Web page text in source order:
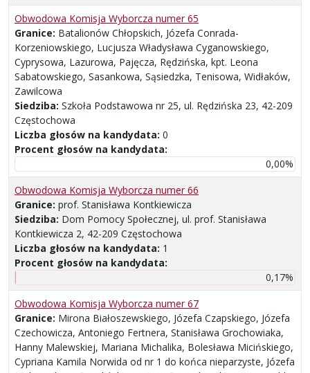
Obwodowa Komisja Wyborcza numer 65
Granice: Batalionów Chłopskich, Józefa Conrada-
Korzeniowskiego, Lucjusza Władysława Cyganowskiego,
Cyprysowa, Lazurowa, Pajęcza, Rędzińska, kpt. Leona
Sabatowskiego, Sasankowa, Sąsiedzka, Tenisowa, Widłaków,
Zawilcowa
Siedziba: Szkoła Podstawowa nr 25, ul. Rędzińska 23, 42-209
Częstochowa
Liczba głosów na kandydata: 0
Procent głosów na kandydata:
0,00%
Obwodowa Komisja Wyborcza numer 66
Granice: prof. Stanisława Kontkiewicza
Siedziba: Dom Pomocy Społecznej, ul. prof. Stanisława
Kontkiewicza 2, 42-209 Częstochowa
Liczba głosów na kandydata: 1
Procent głosów na kandydata:
0,17%
Obwodowa Komisja Wyborcza numer 67
Granice: Mirona Białoszewskiego, Józefa Czapskiego, Józefa
Czechowicza, Antoniego Fertnera, Stanisława Grochowiaka,
Hanny Malewskiej, Mariana Michalika, Bolesława Micińskiego,
Cypriana Kamila Norwida od nr 1 do końca nieparzyste, Józefa